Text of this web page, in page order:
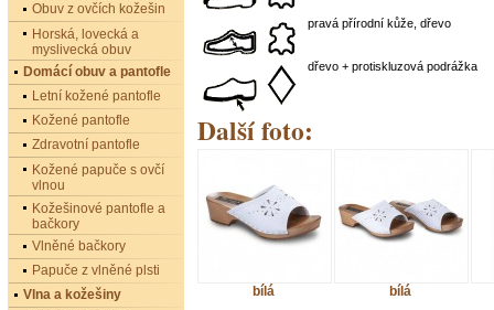
pravá přírodní kůže, dřevo
dřevo + protiskluzová podrážka
Další foto:
bílá bílá
Obuv z ovčích kožešin
Horská, lovecká a
myslivecká obuv
Domácí obuv a pantofle
Letní kožené pantofle
Kožené pantofle
Zdravotní pantofle
Kožené papuče s ovčí
vlnou
Kožešinové pantofle a
bačkory
Vlněné bačkory
Papuče z vlněné plsti
Vlna a kožešiny